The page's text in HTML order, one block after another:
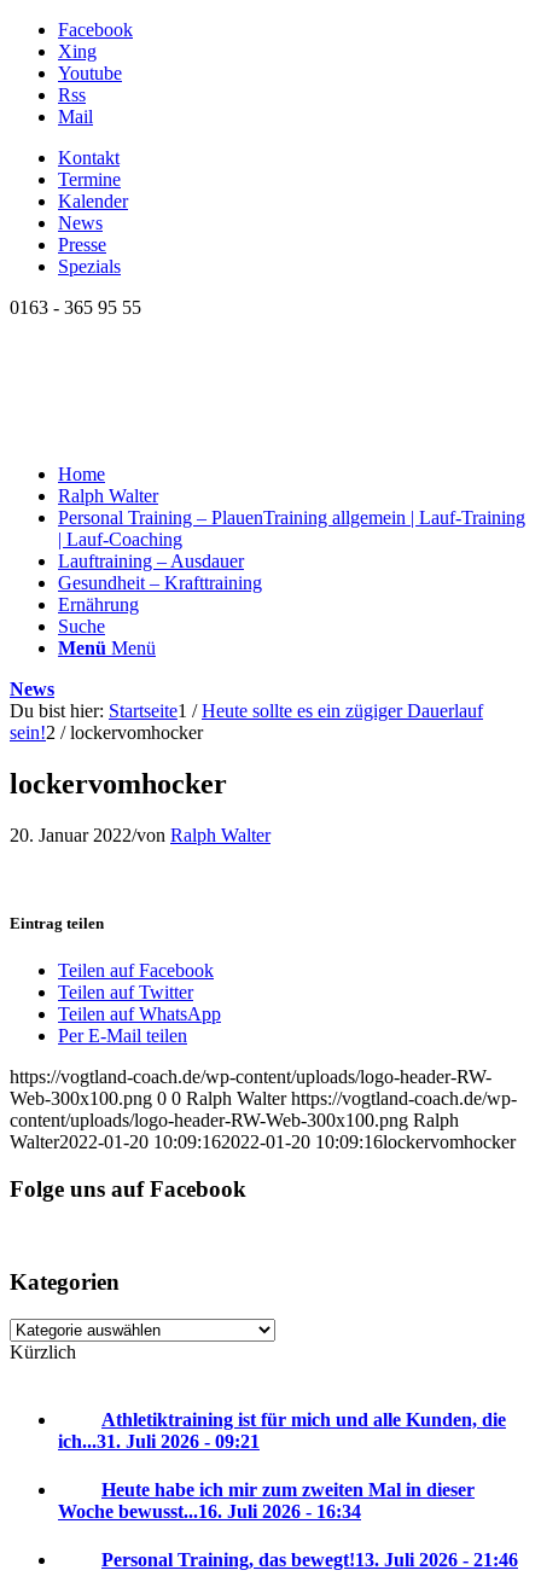
Facebook
Xing
Youtube
Rss
Mail
Kontakt
Termine
Kalender
News
Presse
Spezials
0163 - 365 95 55
Home
Ralph Walter
Personal Training – PlauenTraining allgemein | Lauf-Training
| Lauf-Coaching
Lauftraining – Ausdauer
Gesundheit – Krafttraining
Ernährung
Suche
Menü Menü
News
Du bist hier: Startseite1 / Heute sollte es ein zügiger Dauerlauf
sein!2 / lockervomhocker
lockervomhocker
20. Januar 2022/von Ralph Walter
Eintrag teilen
Teilen auf Facebook
Teilen auf Twitter
Teilen auf WhatsApp
Per E-Mail teilen
https://vogtland-coach.de/wp-content/uploads/logo-header-RW-
Web-300x100.png 0 0 Ralph Walter https://vogtland-coach.de/wp-
content/uploads/logo-header-RW-Web-300x100.png Ralph
Walter2022-01-20 10:09:162022-01-20 10:09:16lockervomhocker
Folge uns auf Facebook
Kategorien
Kategorien
Kürzlich
Athletiktraining ist für mich und alle Kunden, die
ich...31. Juli 2026 - 09:21
Heute habe ich mir zum zweiten Mal in dieser
Woche bewusst...16. Juli 2026 - 16:34
Personal Training, das bewegt!13. Juli 2026 - 21:46